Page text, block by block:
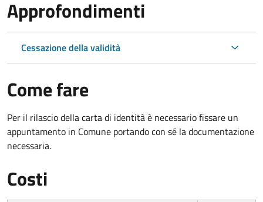
Approfondimenti
Cessazione della validità
Come fare
Per il rilascio della carta di identità è necessario fissare un
appuntamento in Comune portando con sé la documentazione
necessaria.
Costi